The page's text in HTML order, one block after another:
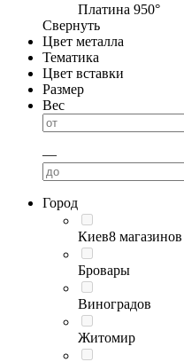
Платина 950°
Свернуть
Цвет металла
Тематика
Цвет вставки
Размер
Вес
—
Город
Киев8 магазинов
Бровары
Виноградов
Житомир